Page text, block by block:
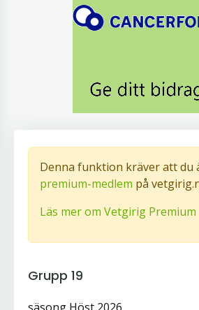
Denna funktion kräver att du
premium-medlem på
Läs mer om Vetgirig Premium
Grupp 19